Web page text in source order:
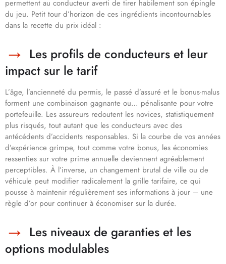
permettent au conducteur averti de tirer habilement son épingle
du jeu. Petit tour d’horizon de ces ingrédients incontournables
dans la recette du prix idéal :
Les profils de conducteurs et leur
impact sur le tarif
L’âge, l’ancienneté du permis, le passé d’assuré et le bonus-malus
forment une combinaison gagnante ou… pénalisante pour votre
portefeuille. Les assureurs redoutent les novices, statistiquement
plus risqués, tout autant que les conducteurs avec des
antécédents d’accidents responsables. Si la courbe de vos années
d’expérience grimpe, tout comme votre bonus, les économies
ressenties sur votre prime annuelle deviennent agréablement
perceptibles. À l’inverse, un changement brutal de ville ou de
véhicule peut modifier radicalement la grille tarifaire, ce qui
pousse à maintenir régulièrement ses informations à jour – une
règle d’or pour continuer à économiser sur la durée.
Les niveaux de garanties et les
options modulables